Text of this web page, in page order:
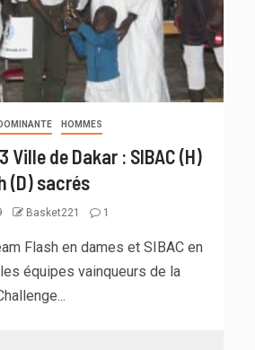
DOMINANTE HOMMES
Ville de Dakar : SIBAC (H)
(D) sacrés
Basket221 1
Flash en dames et SIBAC en
équipes vainqueurs de la